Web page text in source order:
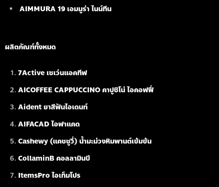
AIMMURA 19 เอมมูร่า ไนน์ทีน
ผลิตภัณฑ์ทั้งหมด
7Active เซเว่นแอคทีฟ
AICOFFEE CAPPUCCINO คาปูชิโน่ ไอคอฟฟี่
Aident ยาสีฟันไอเดนท์
AIFACAD ไอฟาแคด
Cashewy (แคชชูวี่) น้ำมะม่วงหิมพานต์เข้มข้น
CollaminB คอลลามินบี
ItemsPro ไอเท็มโปร